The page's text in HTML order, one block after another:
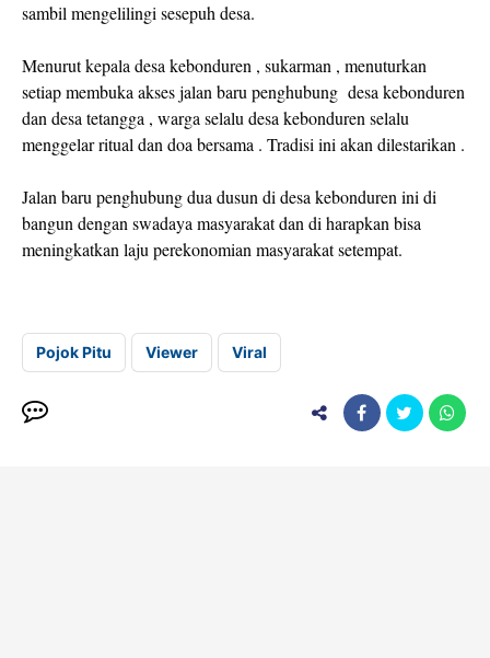
sambil mengelilingi sesepuh desa.
Menurut kepala desa kebonduren , sukarman , menuturkan
setiap membuka akses jalan baru penghubung desa kebonduren
dan desa tetangga , warga selalu desa kebonduren selalu
menggelar ritual dan doa bersama . Tradisi ini akan dilestarikan .
Jalan baru penghubung dua dusun di desa kebonduren ini di
bangun dengan swadaya masyarakat dan di harapkan bisa
meningkatkan laju perekonomian masyarakat setempat.
Pojok Pitu Viewer Viral